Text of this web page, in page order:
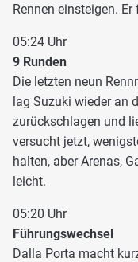
Rennen einsteigen.
05:24 Uhr
9 Runden
Die letzten neun
lag Suzuki wieder an
zurückschlagen und
versucht jetzt,
halten, aber Arenas,
leicht.
05:20 Uhr
Führungswechsel
Dalla Porta macht